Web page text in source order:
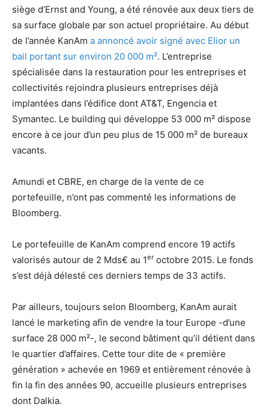
siège d’Ernst and Young, a été rénovée aux deux tiers de
sa surface globale par son actuel propriétaire. Au début
de l’année KanAm a annoncé avoir signé avec Elior un
bail portant sur environ 20 000 m². L’entreprise
spécialisée dans la restauration pour les entreprises et
collectivités rejoindra plusieurs entreprises déjà
implantées dans l’édifice dont AT&T, Engencia et
Symantec. Le building qui développe 53 000 m² dispose
encore à ce jour d’un peu plus de 15 000 m² de bureaux
vacants.
Amundi et CBRE, en charge de la vente de ce
portefeuille, n’ont pas commenté les informations de
Bloomberg.
Le portefeuille de KanAm comprend encore 19 actifs
valorisés autour de 2 Mds€ au 1er octobre 2015. Le fonds
s’est déjà délesté ces derniers temps de 33 actifs.
Par ailleurs, toujours selon Bloomberg, KanAm aurait
lancé le marketing afin de vendre la tour Europe -d’une
surface 28 000 m²-, le second bâtiment qu’il détient dans
le quartier d’affaires. Cette tour dite de « première
génération » achevée en 1969 et entièrement rénovée à
fin la fin des années 90, accueille plusieurs entreprises
dont Dalkia.